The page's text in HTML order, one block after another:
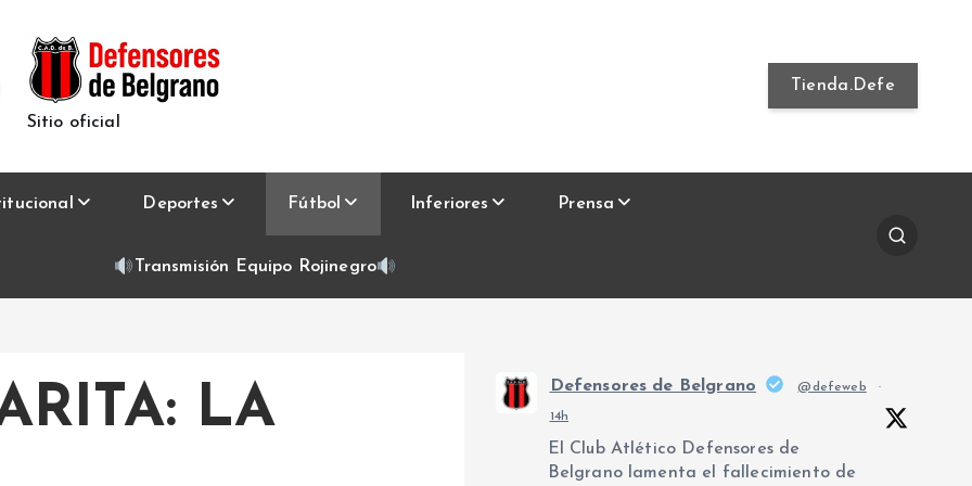
Sitio oficial
Tienda.Defe
Deportes Fútbol Inferiores Prensa
Transmisión Equipo Rojinegro
LA
Defensores de Belgrano @defeweb ·
14h
El Club Atlético Defensores de
Belgrano lamenta el fallecimiento de